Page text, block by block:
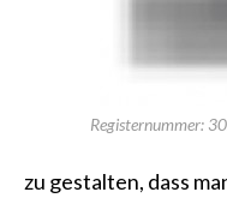
Registernummer:
zu gestalten, dass